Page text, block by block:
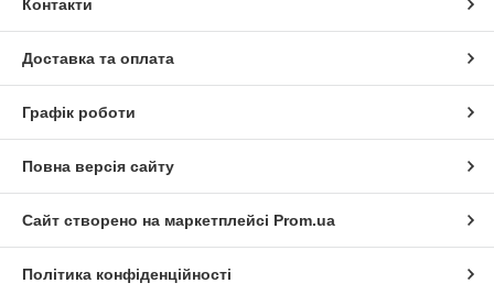
Контакти
Доставка та оплата
Графік роботи
Повна версія сайту
Сайт створено на маркетплейсі Prom.ua
Політика конфіденційності